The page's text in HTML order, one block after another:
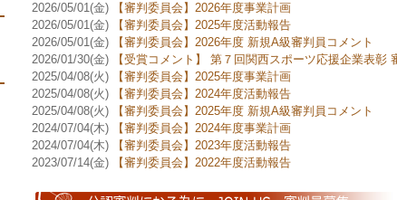
2026/05/01(金)
【審判委員会】2026年度事業計画
2026/05/01(金)
【審判委員会】2025年度活動報告
2026/05/01(金)
【審判委員会】2026年度 新規A級審判員コメント
2026/01/30(金)
【受賞コメント】 第７回関西スポーツ応援企業表彰
2025/04/08(火)
【審判委員会】2025年度事業計画
2025/04/08(火)
【審判委員会】2024年度活動報告
2025/04/08(火)
【審判委員会】2025年度 新規A級審判員コメント
2024/07/04(木)
【審判委員会】2024年度事業計画
2024/07/04(木)
【審判委員会】2023年度活動報告
2023/07/14(金)
【審判委員会】2022年度活動報告